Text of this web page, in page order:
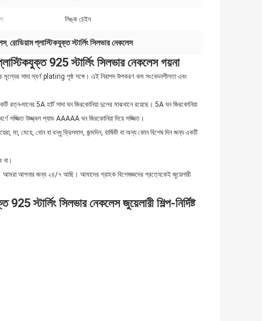
লিঙ্ক চেইন
, রোডিয়াম প্লাস্টিকযুক্ত স্টার্লিং সিলভার নেকলেস
925 স্টার্লিং সিলভার নেকলেস গয়না
মূল্যের সাদা স্বর্ণ plating পৃষ্ঠ সঙ্গে। এই নিরাপদ উপকরণ কম সংবেদনশীলতা এবং
মানের 5A হার্ট সাদা ঘন জিরকোনিয়া দুলের মাঝখানে রয়েছে। 5A ঘন জিরকোনিয়া
সজ্জিত উজ্জ্বল প্যাভ AAAAA ঘন জিরকোনিয়া দিয়ে সজ্জিত।
মা, মেয়ে, বোন বা বন্ধু ক্রিসমাস, জন্মদিন, বার্ষিকী বা অন্য কোন বিশেষ দিন জন্য একটি
না।
আমরা আপনার জন্য ২৪/৭ আছি। আমাদের গ্রাহক বিশেষজ্ঞদের প্রত্যেকেই জুয়েলারী
স্টার্লিং সিলভার নেকলেস জুয়েলারী শিল্প-নির্দিষ্ট